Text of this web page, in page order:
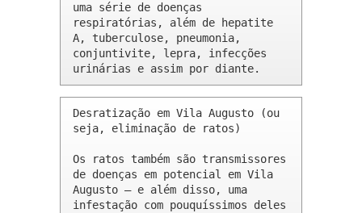
uma série de doenças
respiratórias, além de hepatite
A, tuberculose, pneumonia,
conjuntivite, lepra, infecções
urinárias e assim por diante.
Desratização em Vila Augusto (ou
seja, eliminação de ratos)
Os ratos também são transmissores
de doenças em potencial em Vila
Augusto – e além disso, uma
infestação com pouquíssimos deles